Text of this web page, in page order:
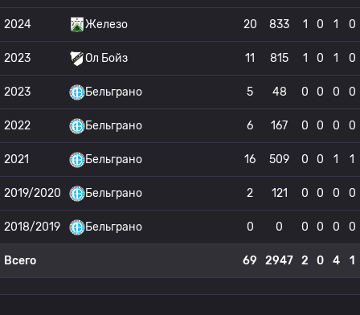
2024 Железо 20 833 1 0 1 0
2023 Ол Бойз 11 815 1 0 1 0
2023 Бельграно 5 48 0 0 0 0
2022 Бельграно 6 167 0 0 0 0
2021 Бельграно 16 509 0 0 1 1
2019/2020 Бельграно 2 121 0 0 0 0
2018/2019 Бельграно 0 0 0 0 0 0
Всего 69 2947 2 0 4 1